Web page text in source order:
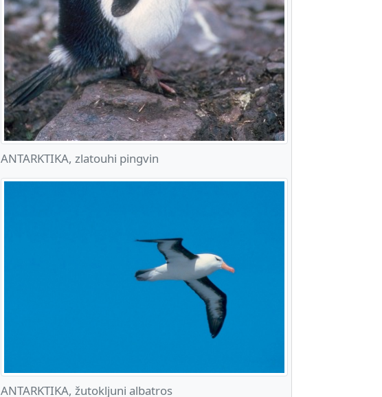
ANTARKTIKA, zlatouhi pingvin
ANTARKTIKA, žutokljuni albatros